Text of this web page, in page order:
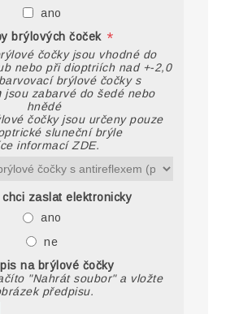
ano
brýlových čoček *
čočky jsou vhodné do
nebo při dioptriích nad +-2,0
brýlové čočky s
jsou zabarvé do šedé nebo
hnědé
čočky jsou určeny pouze
sluneční brýle
informací ZDE.
chci zaslat elektronicky
ano
ne
na brýlové čočky
"Nahrát soubor" a vložte
předpisu.